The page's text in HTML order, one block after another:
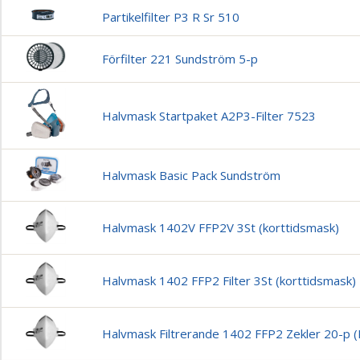
Partikelfilter P3 R Sr 510
Förfilter 221 Sundström 5-p
Halvmask Startpaket A2P3-Filter 7523
Halvmask Basic Pack Sundström
Halvmask 1402V FFP2V 3St (korttidsmask)
Halvmask 1402 FFP2 Filter 3St (korttidsmask)
Halvmask Filtrerande 1402 FFP2 Zekler 20-p